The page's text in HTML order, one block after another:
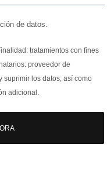
de datos.
tratamientos con fines
proveedor de
suprimir los datos, así como
adicional.